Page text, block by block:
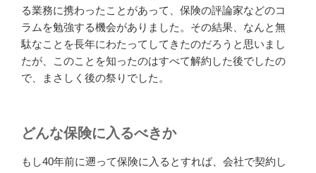
る業務に携わったことがあって、保険の評論家などのコ
ラムを勉強する機会がありました。その結果、なんと無
駄なことを長年にわたってしてきたのだろうと思いまし
たが、このことを知ったのはすべて解約した後でしたの
で、まさしく後の祭りでした。
どんな保険に入るべきか
もし40年前に遡って保険に入るとすれば、会社で契約し